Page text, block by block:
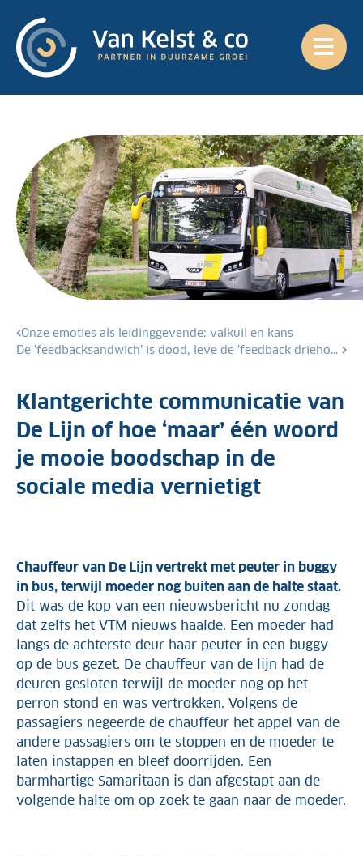
Onze emoties als leidinggevende: valkuil en kans
De ‘feedbacksandwich’ is dood, leve de ‘feedback driehoek’
Klantgerichte communicatie van
De Lijn of hoe ‘maar’ één woord
je mooie boodschap in de
sociale media vernietigt
Chauffeur van De Lijn vertrekt met peuter in buggy
in bus, terwijl moeder nog buiten aan de halte staat.
Dit was de kop van een nieuwsbericht nu zondag
dat zelfs het VTM nieuws haalde. Een moeder had
langs de achterste deur haar peuter in een buggy
op de bus gezet. De chauffeur van de lijn had de
deuren gesloten terwijl de moeder nog op het
perron stond en was vertrokken. Volgens de
passagiers negeerde de chauffeur het appel van de
andere passagiers om te stoppen en de moeder te
laten instappen en bleef doorrijden. Een
barmhartige Samaritaan is dan afgestapt aan de
volgende halte om op zoek te gaan naar de moeder.